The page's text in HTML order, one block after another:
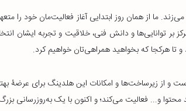
ما از همان روز ابتدایی آغاز فعالیت‌مان خود را
بر توانایی‌ها و دانش فنی، خلاقیت و تجربه ایشان
و تا هرکجا که بخواهید همراهی‌تان خواهیم کرد.
و از زیرساخت‌ها و امکانات این هلدینگ برای عرضۀ
محتوا و... فعالیت می‌کند؛ و اکنون با یک به‌روزرسانی